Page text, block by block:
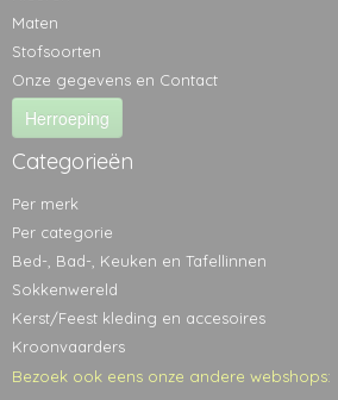
Maten
Stofsoorten
Onze gegevens en Contact
Herroeping
Categorieën
Per merk
Per categorie
Bed-, Bad-, Keuken en Tafellinnen
Sokkenwereld
Kerst/Feest kleding en accesoires
Kroonvaarders
Bezoek ook eens onze andere webshops: